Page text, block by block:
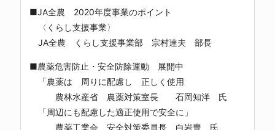
■JA全農 2020年度事業のポイント
〈くらし支援事業〉
JA全農 くらし支援事業部 宗村達夫 部長
■農薬危害防止・安全防除運動 展開中
「農薬は 周りに配慮し 正しく使用
農林水産省 農薬対策室長 石岡知洋 氏
「周辺にも配慮した適正使用で安全に」
農薬工業会 安全対策委員長 白岩豊 氏